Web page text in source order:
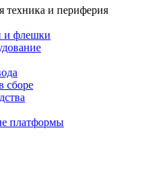
техника и периферия
и флешки
сборе
платформы